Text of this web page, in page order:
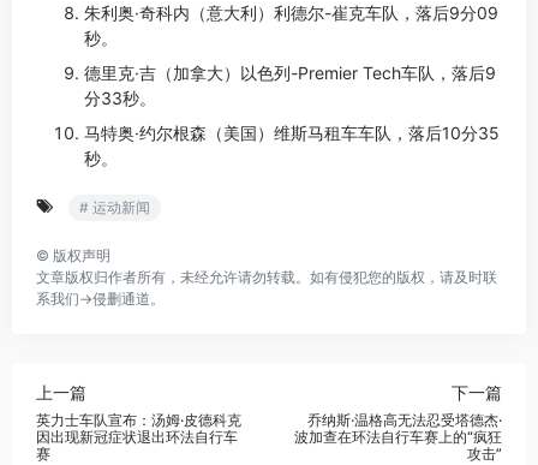
朱利奥·奇科内（意大利）利德尔-崔克车队，落后9分09
秒。
德里克·吉（加拿大）以色列-Premier Tech车队，落后9
分33秒。
马特奥·约尔根森（美国）维斯马租车车队，落后10分35
秒。
# 运动新闻
© 版权声明
文章版权归作者所有，未经允许请勿转载。如有侵犯您的版权，请及时联
系我们→侵删通道 。
上一篇
英力士车队宣布：汤姆·皮德科克
因出现新冠症状退出环法自行车
赛
下一篇
乔纳斯·温格高无法忍受塔德杰·
波加查在环法自行车赛上的“疯狂
攻击”